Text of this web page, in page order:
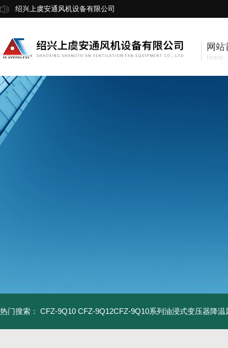
绍兴上虞安通风机设备有限公司
网站
Home
热门搜索： CFZ-9Q10 CFZ-9Q12CFZ-9Q10系列油浸式变压器降温